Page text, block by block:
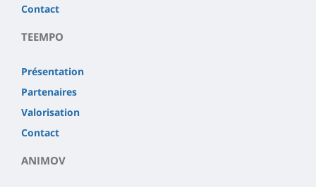
Contact
TEEMPO
Présentation
Partenaires
Valorisation
Contact
ANIMOV